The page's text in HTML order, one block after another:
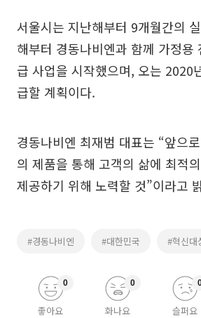
서울시는 지난해부터 9개월간의
해부터 경동나비엔과 함께 가정용
급 사업을 시작했으며, 오는 2020
급할 계획이다.
경동나비엔 최재범 대표는 “앞으
의 제품을 통해 고객의 삶에 최적
제공하기 위해 노력할 것”이라고
#경동나비엔 #대한민국 #혁신대
좋아요
0
화나요
0
슬퍼요